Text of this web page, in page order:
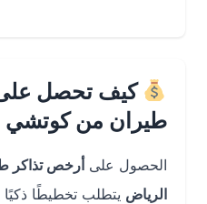
كيف تحصل على
طيران من كوتشي إلى
الحصول علىأرخص تذاكر
الرياضيتطلب تخطيطًا ذكيًا